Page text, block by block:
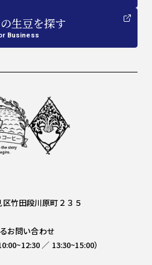
の生豆を探す
Business
竹田段川原町２３５
お問い合わせ
／ 13:30~15:00）